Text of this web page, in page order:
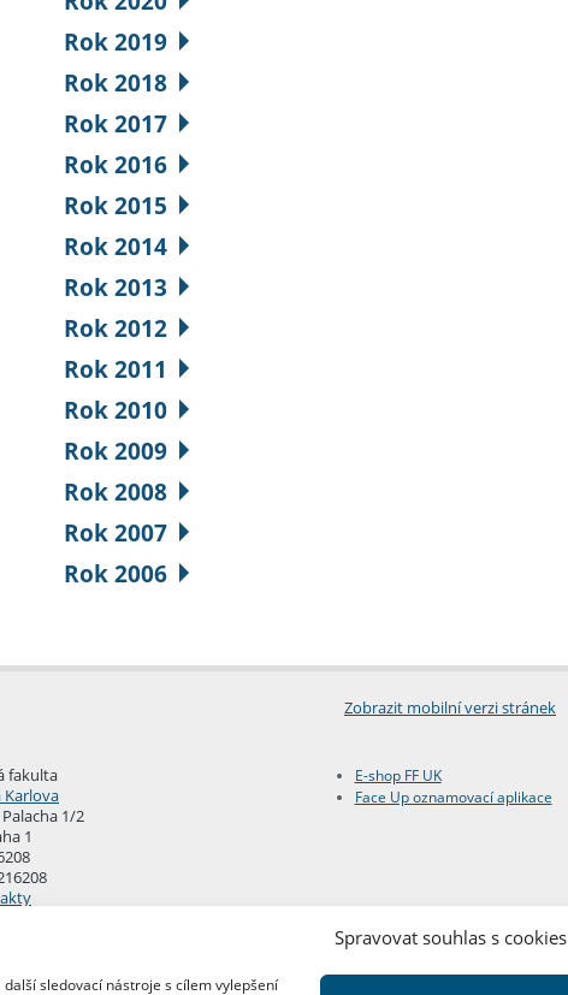
Spravovat souhlas s cookies
sledovací nástroje s cílem vylepšení
Rok 2019
Rok 2018
Rok 2017
Rok 2016
Rok 2015
Rok 2014
Rok 2013
Rok 2012
Rok 2011
Rok 2010
Rok 2009
Rok 2008
Rok 2007
Rok 2006
Zobrazit mobilní verzi stránek
fakulta
Karlova
1/2
1
E-shop FF UK
Face Up oznamovací aplikace